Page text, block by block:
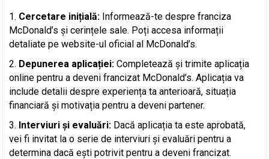
Cercetare inițială: Informează-te despre franciza
McDonald’s și cerințele sale. Poți accesa informații
detaliate pe website-ul oficial al McDonald’s.
Depunerea aplicației: Completează și trimite aplicația
online pentru a deveni francizat McDonald’s. Aplicația va
include detalii despre experiența ta anterioară, situația
financiară și motivația pentru a deveni partener.
Interviuri și evaluări: Dacă aplicația ta este aprobată,
vei fi invitat la o serie de interviuri și evaluări pentru a
determina dacă ești potrivit pentru a deveni francizat.